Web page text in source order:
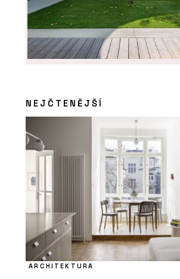
NEJČTENĚJŠÍ
ARCHITEKTURA